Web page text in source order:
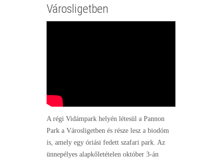
Városligetben
A régi Vidámpark helyén létesül a Pannon
Park a Városligetben és része lesz a biodóm
is, amely egy óriási fedett szafari park. Az
ünnepélyes alapkőletételen október 3-án